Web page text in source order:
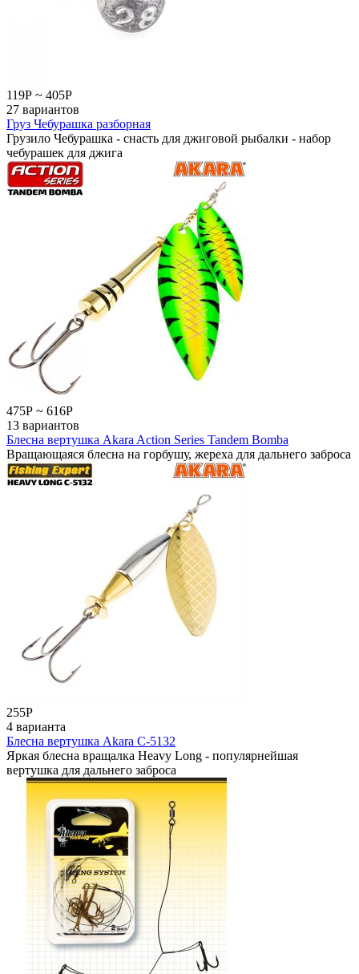
119Р ~ 405Р
27 вариантов
Груз Чебурашка разборная
Грузило Чебурашка - снасть для джиговой рыбалки - набор
чебурашек для джига
475Р ~ 616Р
13 вариантов
Блесна вертушка Akara Action Series Tandem Bomba
Вращающаяся блесна на горбушу, жереха для дальнего заброса
255Р
4 варианта
Блесна вертушка Akara C-5132
Яркая блесна вращалка Heavy Long - популярнейшая
вертушка для дальнего заброса